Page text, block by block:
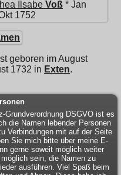
Ilsabe Voß * Jan
1752
geboren im August
1732 in Exten.
Grundverordnung DSGVO ist es
die Namen lebender Personen
Verbindungen mit auf der Seite
Sie mich bitte über meine E-
gerne soweit möglich weiter
sein, die Namen zu
ausführen. Viel Spaß beim